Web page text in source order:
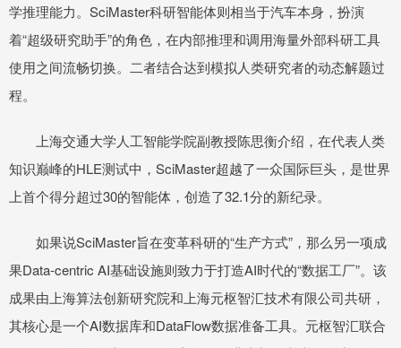
学推理能力。SciMaster科研智能体则相当于汽车本身，扮演
着“超级研究助手”的角色，在内部推理和调用海量外部科研工具
使用之间流畅切换。二者结合达到模拟人类研究者的动态解题过
程。
上海交通大学人工智能学院副教授陈思衡介绍，在代表人类
知识巅峰的HLE测试中，SciMaster超越了一众国际巨头，是世界
上首个得分超过30的智能体，创造了32.1分的新纪录。
如果说SciMaster旨在变革科研的“生产方式”，那么另一项成
果Data-centric AI基础设施则致力于打造AI时代的“数据工厂”。该
成果由上海算法创新研究院和上海元枢智汇技术有限公司共研，
其核心是一个AI数据库和DataFlow数据准备工具。元枢智汇联合